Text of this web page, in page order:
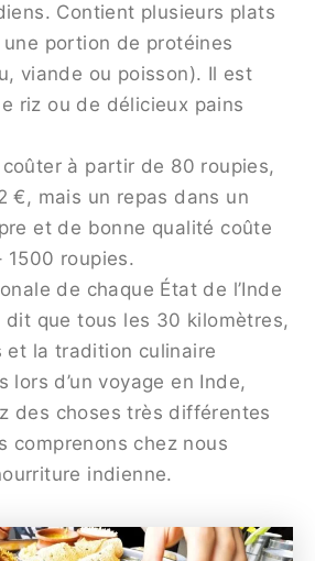
Contient plusieurs plats
portion de protéines
viande ou poisson). Il est
riz ou de délicieux pains
à partir de 80 roupies,
€, mais un repas dans un
et de bonne qualité coûte
1500 roupies.
de chaque État de l’Inde
dit que tous les 30 kilomètres,
et la tradition culinaire
lors d’un voyage en Inde,
des choses très différentes
comprenons chez nous
indienne.